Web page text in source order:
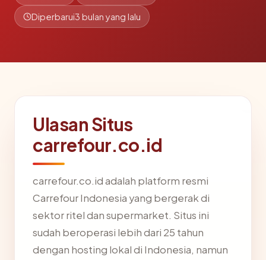
Diperbarui3 bulan yang lalu
Ulasan Situs
carrefour.co.id
carrefour.co.id adalah platform resmi
Carrefour Indonesia yang bergerak di
sektor ritel dan supermarket. Situs ini
sudah beroperasi lebih dari 25 tahun
dengan hosting lokal di Indonesia, namun